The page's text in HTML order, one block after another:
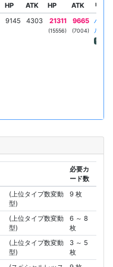
HP ATK HP ATK
リー
9145 4303 21311
(15556)
9665
(7004)
ハイ
ル＋
必要カ
ード数
(上位タイプ数変動
型)
9 枚
(上位タイプ数変動
型)
6 ～ 8
枚
(上位タイプ数変動
型)
3 ～ 5
枚